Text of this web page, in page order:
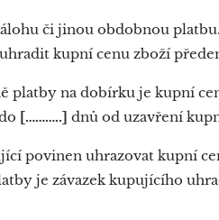
či jinou obdobnou
kupní cenu zboží
platby na dobírku je kupní
[………..] dnů od uzavření
povinen uhrazovat kupní
je závazek kupujícího